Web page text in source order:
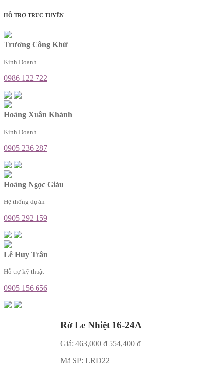
HỖ TRỢ TRỰC TUYẾN
Trương Công Khứ
Kinh Doanh
0986 122 722
Hoàng Xuân Khánh
Kinh Doanh
0905 236 287
Hoàng Ngọc Giàu
Hệ thống dự án
0905 292 159
Lê Huy Trân
Hỗ trợ kỹ thuật
0905 156 656
Rờ Le Nhiệt 16-24A
Giá: 463,000 ₫ 554,400 ₫
Mã SP: LRD22